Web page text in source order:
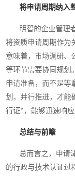
将申请周期纳入
明智的企业管理者
将资质申请周期作为
意味着，市场调研、
等环节需要协同规划
申请准备，而不是等
划，并行推进，才能
行证”，能够迅速响应
总结与前瞻
总而言之，申请津
的行政与技术认证过